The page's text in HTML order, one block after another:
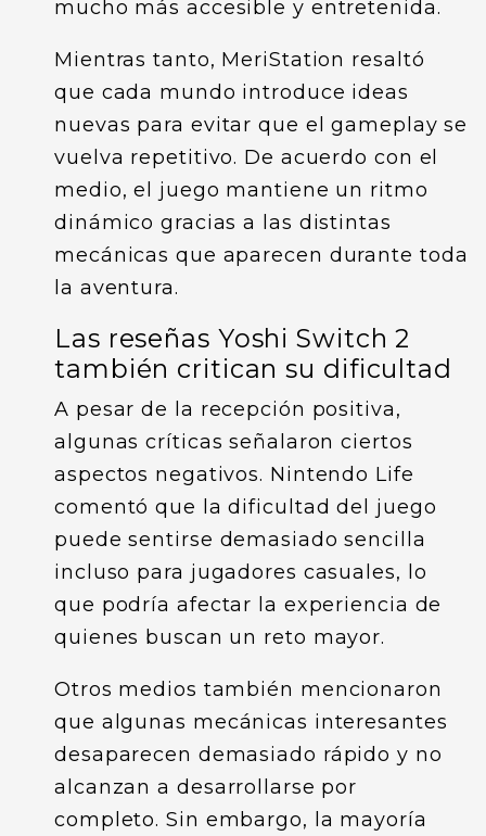
mucho más accesible y entretenida.
Mientras tanto, MeriStation resaltó
que cada mundo introduce ideas
nuevas para evitar que el gameplay se
vuelva repetitivo. De acuerdo con el
medio, el juego mantiene un ritmo
dinámico gracias a las distintas
mecánicas que aparecen durante toda
la aventura.
Las reseñas Yoshi Switch 2
también critican su dificultad
A pesar de la recepción positiva,
algunas críticas señalaron ciertos
aspectos negativos. Nintendo Life
comentó que la dificultad del juego
puede sentirse demasiado sencilla
incluso para jugadores casuales, lo
que podría afectar la experiencia de
quienes buscan un reto mayor.
Otros medios también mencionaron
que algunas mecánicas interesantes
desaparecen demasiado rápido y no
alcanzan a desarrollarse por
completo. Sin embargo, la mayoría